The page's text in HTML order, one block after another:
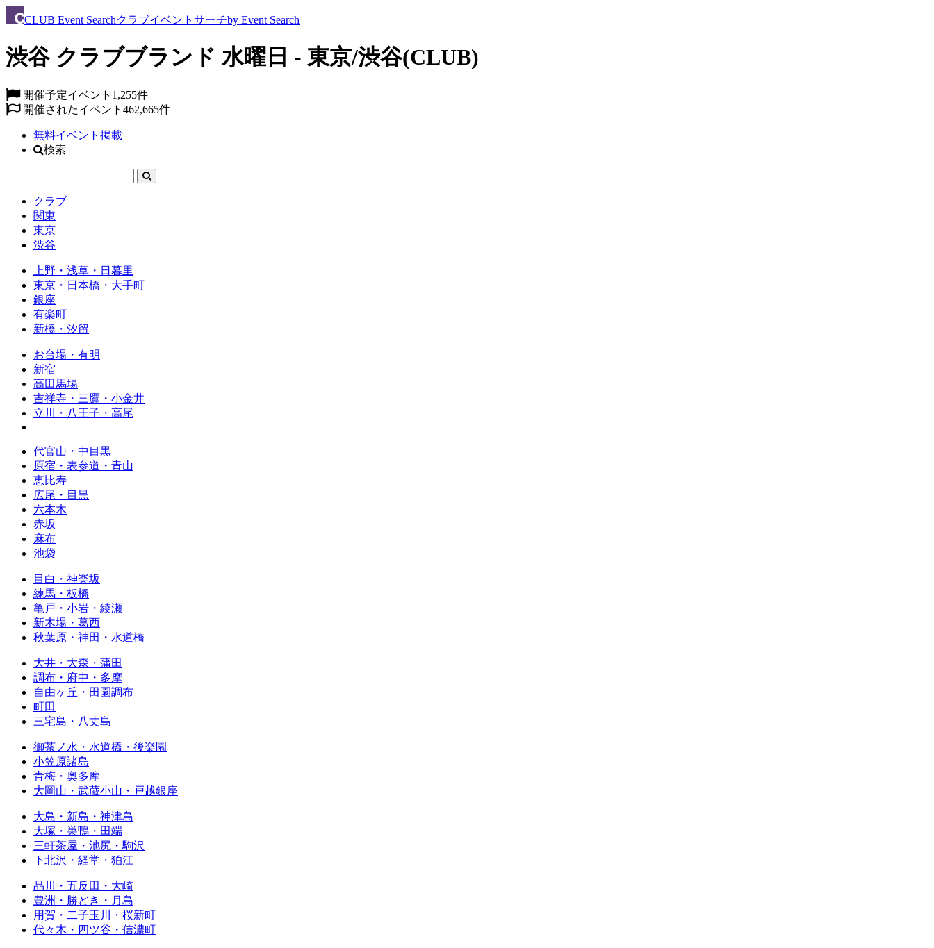
CLUB Event Searchクラブイベントサーチby Event Search
渋谷 クラブブランド 水曜日 - 東京/渋谷(CLUB)
開催予定イベント 1,255件
開催されたイベント 462,665件
無料イベント掲載
検索
クラブ
関東
東京
渋谷
上野・浅草・日暮里
東京・日本橋・大手町
銀座
有楽町
新橋・汐留
お台場・有明
新宿
高田馬場
吉祥寺・三鷹・小金井
立川・八王子・高尾
代官山・中目黒
原宿・表参道・青山
恵比寿
広尾・目黒
六本木
赤坂
麻布
池袋
目白・神楽坂
練馬・板橋
亀戸・小岩・綾瀬
新木場・葛西
秋葉原・神田・水道橋
大井・大森・蒲田
調布・府中・多摩
自由ヶ丘・田園調布
町田
三宅島・八丈島
御茶ノ水・水道橋・後楽園
小笠原諸島
青梅・奥多摩
大岡山・武蔵小山・戸越銀座
大島・新島・神津島
大塚・巣鴨・田端
三軒茶屋・池尻・駒沢
下北沢・経堂・狛江
品川・五反田・大崎
豊洲・勝どき・月島
用賀・二子玉川・桜新町
代々木・四ツ谷・信濃町